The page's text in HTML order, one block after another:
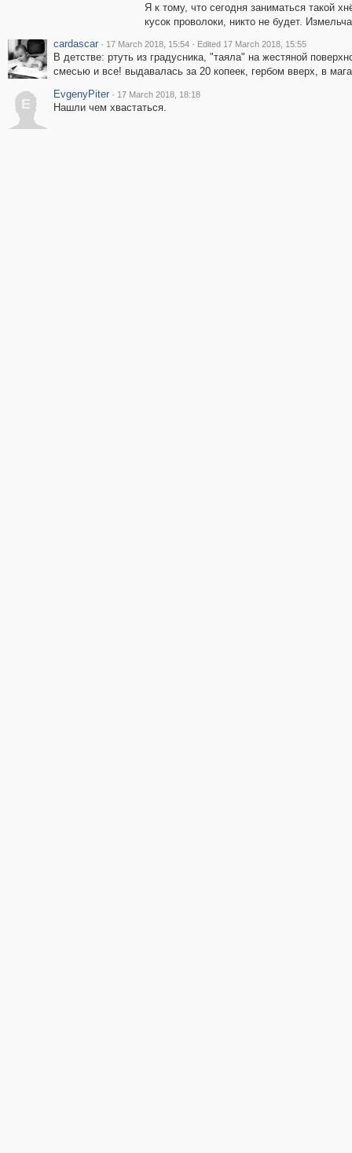
Я к тому, что сегодня заниматься такой
кусок проволоки, никто не будет.
cardascar · 17 March 2018, 15:54 · Edited 17 March 2018, 15:55
В детстве: ртуть из градусника, "таяла" на жестяной
смесью и все! выдавалась за 20 копеек, гербом вверх, в
E
EvgenyPiter · 17 March 2018, 18:18
Нашли чем хвастаться.